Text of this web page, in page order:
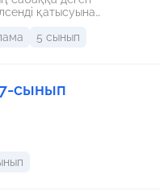
қатысуына
қалыптастырады.
5 сынып
сынып